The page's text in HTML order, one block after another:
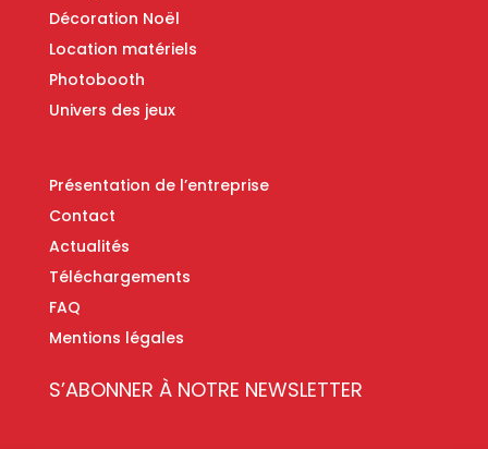
Décoration Noël
Location matériels
Photobooth
Univers des jeux
Présentation de l’entreprise
Contact
Actualités
Téléchargements
FAQ
Mentions légales
S’ABONNER À NOTRE NEWSLETTER